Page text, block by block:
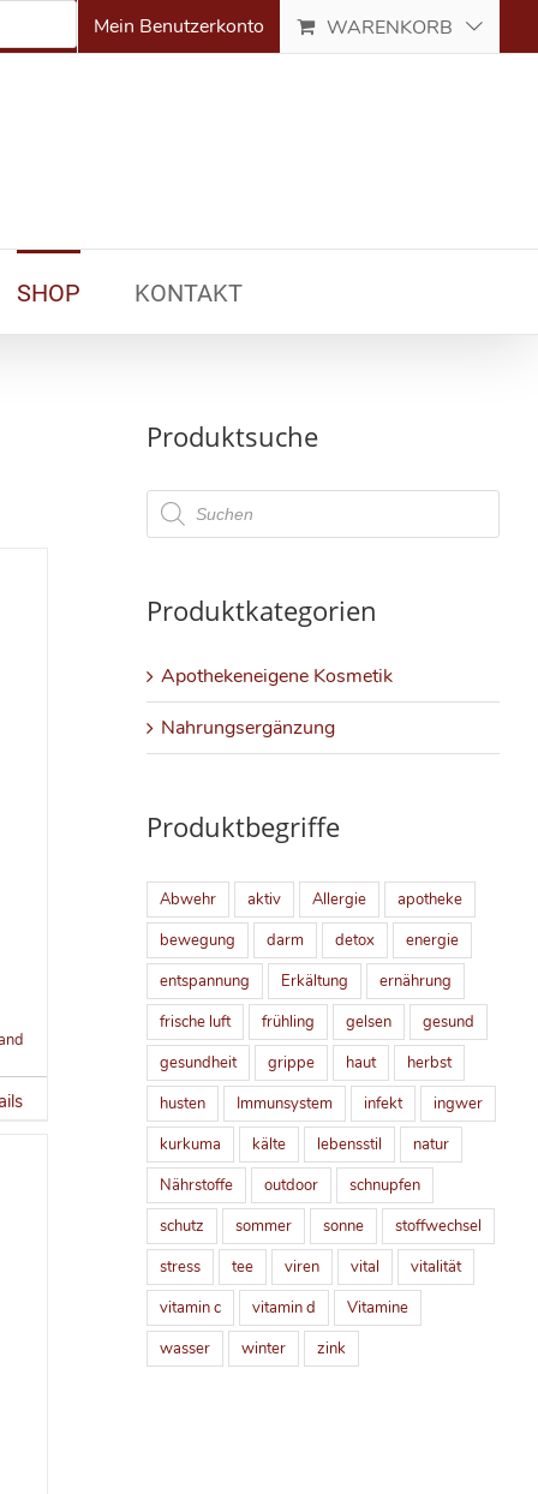
Mein Benutzerkonto WARENKORB
SHOP KONTAKT
Produktsuche
Products
search
Produktkategorien
Apothekeneigene Kosmetik
Nahrungsergänzung
Produktbegriffe
Abwehr aktiv Allergie
apotheke
bewegung
darm detox
energie
entspannung
Erkältung
ernährung
frische luft
frühling gelsen
gesund
gesundheit
grippe haut
herbst
husten
Immunsystem infekt
ingwer
kurkuma
kälte lebensstil
natur
Nährstoffe
outdoor
schnupfen
schutz
sommer sonne
stoffwechsel
stress
tee viren vital
vitalität
vitamin c
vitamin d
Vitamine
wasser
winter zink